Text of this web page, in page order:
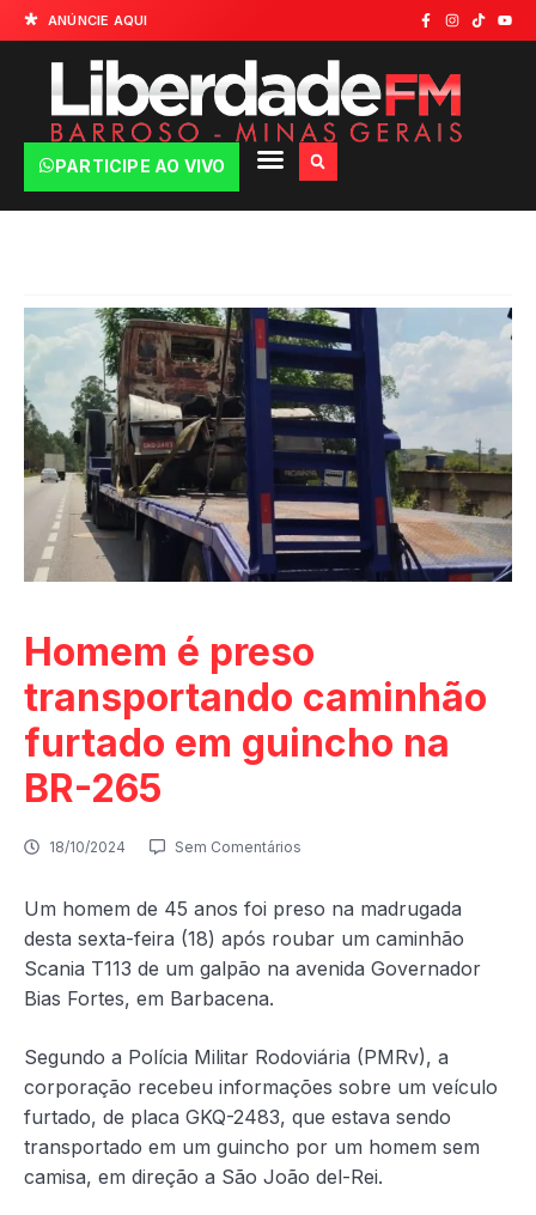
ANÚNCIE AQUI
PARTICIPE AO VIVO
Homem é preso
transportando caminhão
furtado em guincho na
BR-265
18/10/2024 Sem Comentários
Um homem de 45 anos foi preso na madrugada
desta sexta-feira (18) após roubar um caminhão
Scania T113 de um galpão na avenida Governador
Bias Fortes, em Barbacena.
Segundo a Polícia Militar Rodoviária (PMRv), a
corporação recebeu informações sobre um veículo
furtado, de placa GKQ-2483, que estava sendo
transportado em um guincho por um homem sem
camisa, em direção a São João del-Rei.